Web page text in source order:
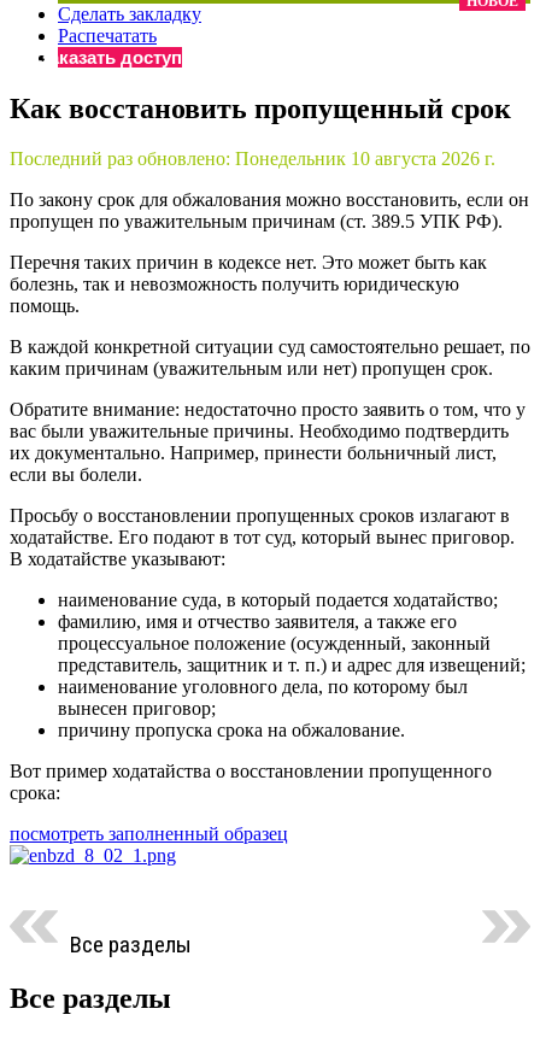
Бератор
«Практическая энциклопедия бухгалтера»
«Нормативные акты для бухгалтера»
«Практическая бухгалтерия»
Онлайн-сервисы «Учетная политика» и «Алгоритмы
Просто заполните форму, и мы вышлем вам на почту
Сделать закладку
Распечатать
Заказать доступ
Как восстановить пропущенный срок
Последний раз обновлено: Понедельник 10 августа 2026 г.
По закону срок для обжалования можно восстановить, если он
пропущен по уважительным причинам (ст. 389.5 УПК РФ).
Перечня таких причин в кодексе нет. Это может быть как
болезнь, так и невозможность получить юридическую
помощь.
В каждой конкретной ситуации суд самостоятельно решает, по
каким причинам (уважительным или нет) пропущен срок.
Обратите внимание: недостаточно просто заявить о том, что у
вас были уважительные причины. Необходимо подтвердить
их документально. Например, принести больничный лист,
если вы болели.
Просьбу о восстановлении пропущенных сроков излагают в
ходатайстве. Его подают в тот суд, который вынес приговор.
В ходатайстве указывают:
наименование суда, в который подается ходатайство;
фамилию, имя и отчество заявителя, а также его
процессуальное положение (осужденный, законный
представитель, защитник и т. п.) и адрес для извещений;
наименование уголовного дела, по которому был
вынесен приговор;
причину пропуска срока на обжалование.
Вот пример ходатайства о восстановлении пропущенного
срока:
посмотреть заполненный образец
Все разделы
Все разделы